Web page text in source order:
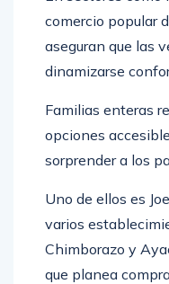
comercio popular
aseguran que las
dinamizarse
Familias enteras
opciones
sorprender a los
Uno de ellos es
varios
Chimborazo y
que planea